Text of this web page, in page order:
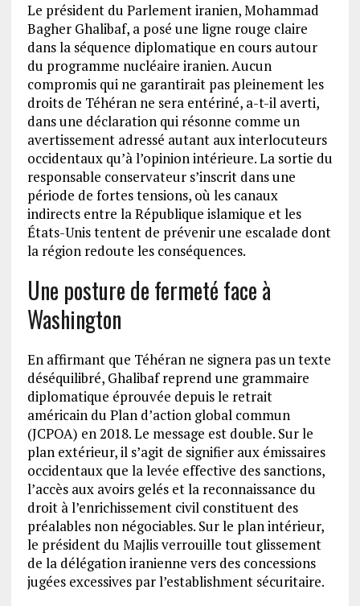
Le président du Parlement iranien, Mohammad
Bagher Ghalibaf, a posé une ligne rouge claire
dans la séquence diplomatique en cours autour
du programme nucléaire iranien. Aucun
compromis qui ne garantirait pas pleinement les
droits de Téhéran ne sera entériné, a-t-il averti,
dans une déclaration qui résonne comme un
avertissement adressé autant aux interlocuteurs
occidentaux qu’à l’opinion intérieure. La sortie du
responsable conservateur s’inscrit dans une
période de fortes tensions, où les canaux
indirects entre la République islamique et les
États-Unis tentent de prévenir une escalade dont
la région redoute les conséquences.
Une posture de fermeté face à
Washington
En affirmant que Téhéran ne signera pas un texte
déséquilibré, Ghalibaf reprend une grammaire
diplomatique éprouvée depuis le retrait
américain du Plan d’action global commun
(JCPOA) en 2018. Le message est double. Sur le
plan extérieur, il s’agit de signifier aux émissaires
occidentaux que la levée effective des sanctions,
l’accès aux avoirs gelés et la reconnaissance du
droit à l’enrichissement civil constituent des
préalables non négociables. Sur le plan intérieur,
le président du Majlis verrouille tout glissement
de la délégation iranienne vers des concessions
jugées excessives par l’establishment sécuritaire.